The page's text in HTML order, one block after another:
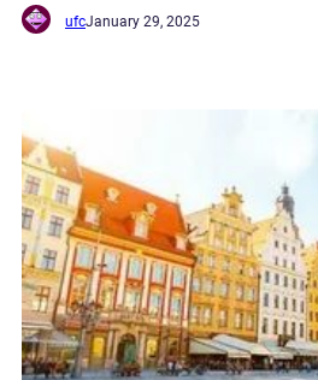
ufcJanuary 29, 2025